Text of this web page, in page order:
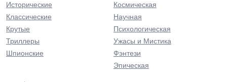
Исторические
Классические
Крутые
Триллеры
Шпионские
Космическая
Научная
Психологическая
Ужасы и Мистика
Фэнтези
Эпическая